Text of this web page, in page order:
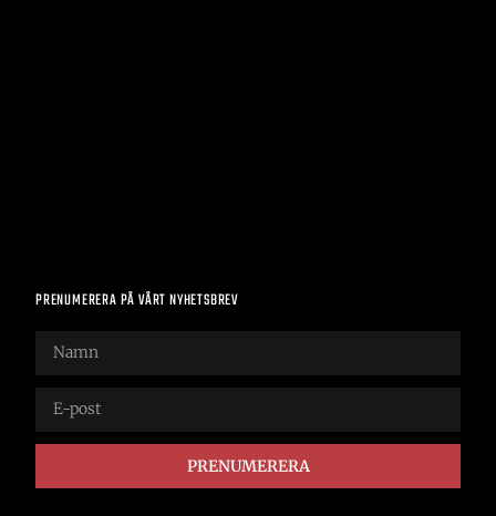
PRENUMERERA PÅ VÅRT NYHETSBREV
PRENUMERERA